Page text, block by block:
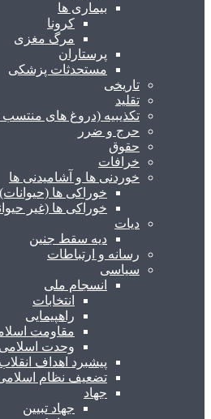
بیماری ها
کرونا
مرگ مغزی
پرستاران
مستحدثات پزشکی
تاریخی
تقلید
تکذیبیه (دروغ های منتسب
حرج و ضرر
حقوق
خرافات
خوردنی ها و آشامیدنی ها
خوراکی ها (حیوانات)
خوراکی ها (غیر
دیات
دیه سقط جنین
رسانه و ارتباطات
سیاسی
انسجام ملی
انتخابات
راهپیمایی
مقاومت
وحدت اسلامی
پیشبرد اهداف
تضعیف نظام
جهاد
جهاد تبیین